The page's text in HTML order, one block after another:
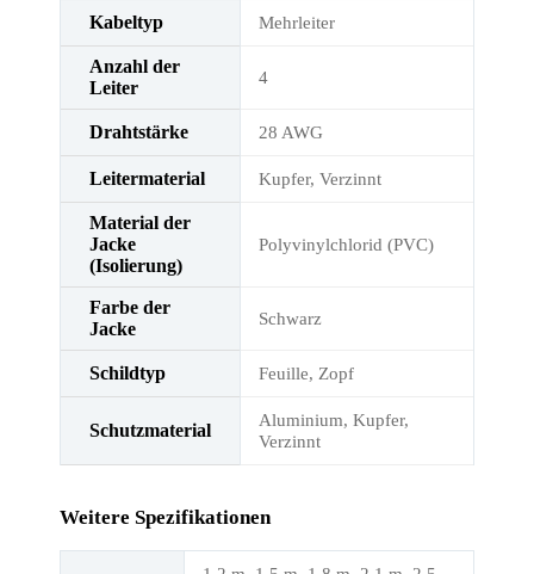
Kabeltyp Mehrleiter
Anzahl der
Leiter
4
Drahtstärke 28 AWG
Leitermaterial Kupfer, Verzinnt
Material der
Jacke
(Isolierung)
Polyvinylchlorid (PVC)
Farbe der
Jacke
Schwarz
Schildtyp Feuille, Zopf
Schutzmaterial
Aluminium, Kupfer,
Verzinnt
Weitere Spezifikationen